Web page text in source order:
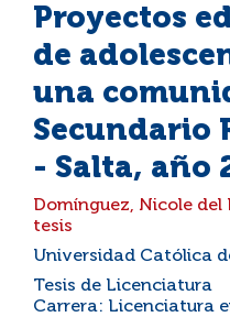
Proyectos
de
una
Secundario
- Salta, año
Domínguez, Nicole del
tesis
Universidad Católica
Tesis de Licenciatura
Carrera: Licenciatura